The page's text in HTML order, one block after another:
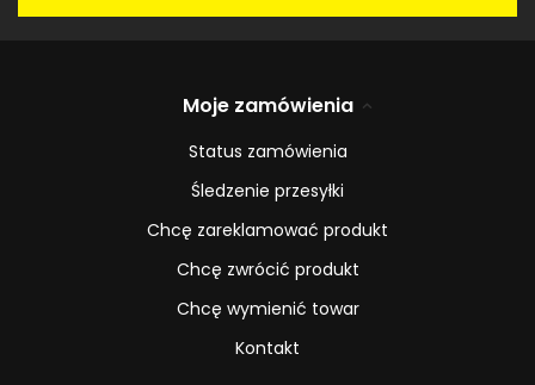
Moje zamówienia
Status zamówienia
Śledzenie przesyłki
Chcę zareklamować produkt
Chcę zwrócić produkt
Chcę wymienić towar
Kontakt